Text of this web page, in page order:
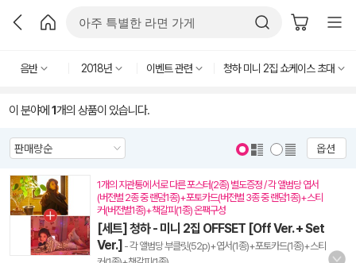
음반 2018년 이벤트 관련 청하 미니 2집 쇼케이스 초대
이 분야에 1개의 상품이 있습니다.
옵션
1개의 지관통에 서로 다른 포스터(2종) 별도증정 / 각 앨범당 엽서
(버전별 2종 중 랜덤1종)+포토카드(버전별 3종 중 랜덤1종)+스티
커(버전별1종)+책갈피(1종) 온팩구성
[세트] 청하 - 미니 2집 OFFSET [Off Ver. + Set
Ver.] - 각 앨범당 부클릿(52p)+엽서(1종)+포토카드(1종)+스티